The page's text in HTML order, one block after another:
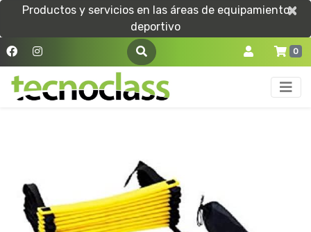
Productos y servicios en las áreas de equipamiento
deportivo
×
×
0